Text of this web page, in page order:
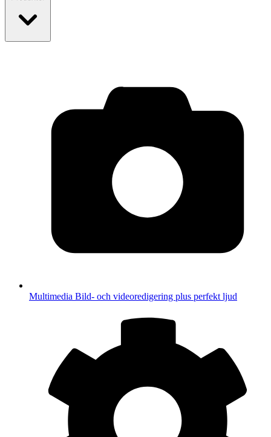
Multimedia Bild- och videoredigering plus perfekt ljud